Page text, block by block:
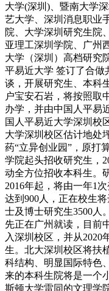
大学(深圳)、暨南大学
艺大学、深圳消息职业
院、大学深圳研究生院
亚理工深圳学院、广州
大学（深圳）高档研究
平易近大学 签订了合做
谈，开展研究生、本科
户宝安石岩，将按照取
办学，并由中国人平易
国人平易近大学深圳校
大学深圳校区估计地处
药“立异创业园”，原打
学院起头招收研究生，
动全方位招收本科生。
2016年起，将由一年1
达到900人，正在校生
士及博士研究生3500人
先正在广州就读，目前
入深圳校区，并从2020
生。北大深圳校区将扶
科结构、明显国际特色
来的本科生院将是一个
斯顿大学雷同的文理学